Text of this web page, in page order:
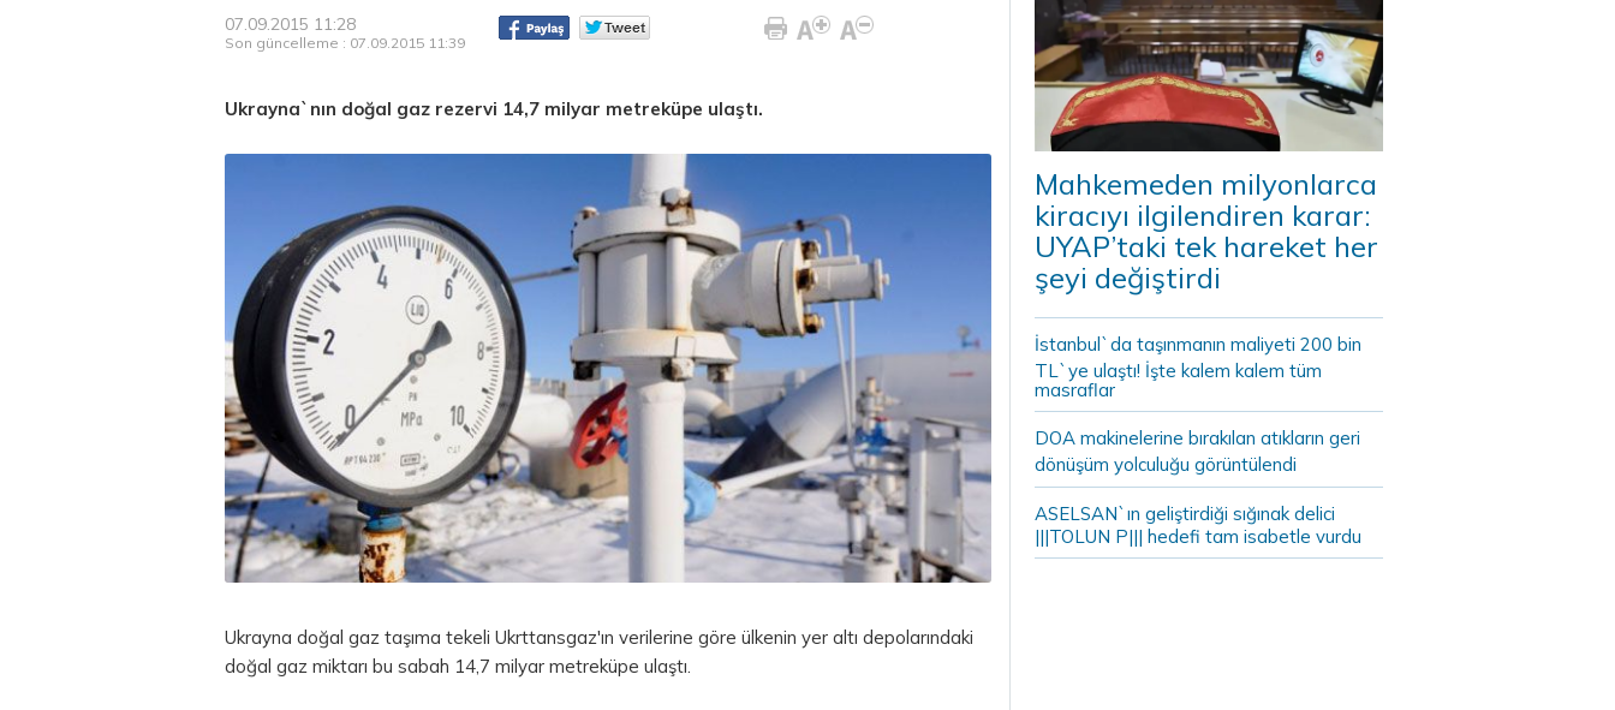
07.09.2015 11:28
Son güncelleme : 07.09.2015 11:39
Ukrayna`nın doğal gaz rezervi 14,7 milyar metreküpe ulaştı.
Ukrayna doğal gaz taşıma tekeli Ukrttansgaz'ın verilerine göre ülkenin yer altı depolarındaki
doğal gaz miktarı bu sabah 14,7 milyar metreküpe ulaştı.
Mahkemeden milyonlarca
kiracıyı ilgilendiren karar:
UYAP’taki tek hareket her
şeyi değiştirdi
İstanbul`da taşınmanın maliyeti 200 bin
TL`ye ulaştı! İşte kalem kalem tüm
masraflar
DOA makinelerine bırakılan atıkların geri
dönüşüm yolculuğu görüntülendi
ASELSAN`ın geliştirdiği sığınak delici
|||TOLUN P||| hedefi tam isabetle vurdu